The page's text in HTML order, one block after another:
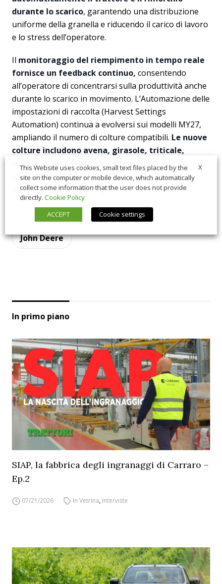
durante lo scarico, garantendo una distribuzione
uniforme della granella e riducendo il carico di lavoro
e lo stress dell’operatore.
Il monitoraggio del riempimento in tempo reale
fornisce un feedback continuo, consentendo
all’operatore di concentrarsi sulla produttività anche
durante lo scarico in movimento. L’Automazione delle
impostazioni di raccolta (Harvest Settings
Automation) continua a evolversi sui modelli MY27,
ampliando il numero di colture compatibili. Le nuove
colture includono avena, girasole, triticale,
segale, piselli, lenticchie e riso, permettendo
un’ottimizzazione automatica in una gamma più
ampia di condizioni e regioni.
John Deere
In primo piano
SIAP, la fabbrica degli ingranaggi di Carraro –
Ep.2
07/21/2026 In Vetrina, Interviste
X
This Website uses cookies, small text files placed by the
site on the computer or mobile device, which automatically
collect some information that the user does not provide
directly. Cookie Policy
ACCEPT
Cookie settings